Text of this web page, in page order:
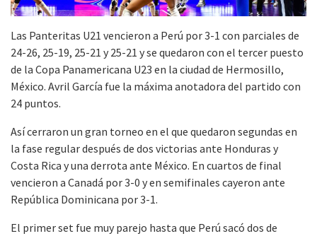
Las Panteritas U21 vencieron a Perú por 3-1 con parciales de
24-26, 25-19, 25-21 y 25-21 y se quedaron con el tercer puesto
de la Copa Panamericana U23 en la ciudad de Hermosillo,
México. Avril García fue la máxima anotadora del partido con
24 puntos.
Así cerraron un gran torneo en el que quedaron segundas en
la fase regular después de dos victorias ante Honduras y
Costa Rica y una derrota ante México. En cuartos de final
vencieron a Canadá por 3-0 y en semifinales cayeron ante
República Dominicana por 3-1.
El primer set fue muy parejo hasta que Perú sacó dos de